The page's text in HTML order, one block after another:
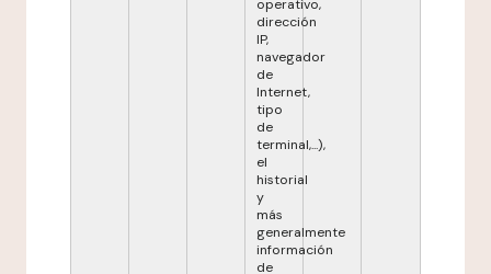
operativo,
dirección
IP,
navegador
de
Internet,
tipo
de
terminal,...),
el
historial
y
más
generalmente
información
de